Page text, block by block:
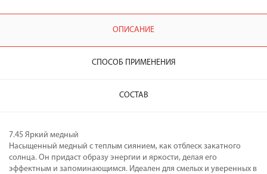
ОПИСАНИЕ
СПОСОБ ПРИМЕНЕНИЯ
СОСТАВ
7.45 Яркий медный
Насыщенный медный с теплым сиянием, как отблеск закатного
солнца. Он придаст образу энергии и яркости, делая его
эффектным и запоминающимся. Идеален для смелых и уверенных в